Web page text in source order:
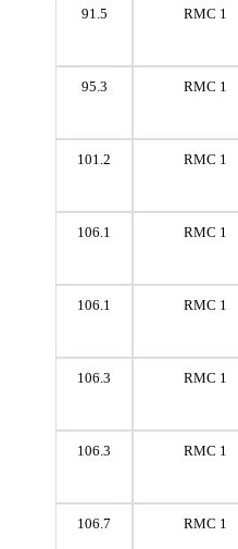
91.5 RMC 1
95.3 RMC 1
101.2 RMC 1
106.1 RMC 1
106.1 RMC 1
106.3 RMC 1
106.3 RMC 1
106.7 RMC 1